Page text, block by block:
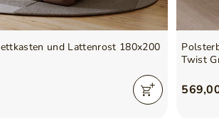
und Lattenrost 180x200
Twist